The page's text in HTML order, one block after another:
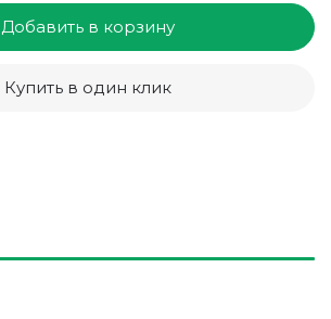
Добавить в корзину
Купить в один клик